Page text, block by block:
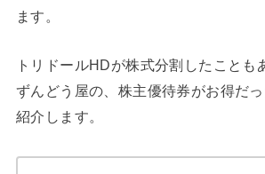
ます。
トリドールHDが株式分割したことも
ずんどう屋の、株主優待券がお得だ
紹介します。